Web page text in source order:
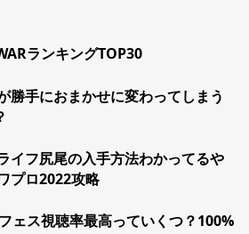
ランキングTOP30
勝手におまかせに変わってしまう
イフ尻尾の入手方法わかってるや
プロ2022攻略
ェス視聴率最高っていくつ？100%